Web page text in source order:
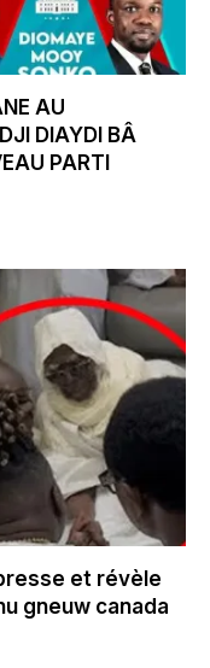
AU
DIAYDI BÂ
PARTI
et révèle
gneuw canada